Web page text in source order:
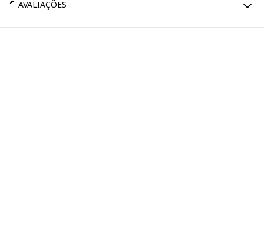
AVALIAÇÕES